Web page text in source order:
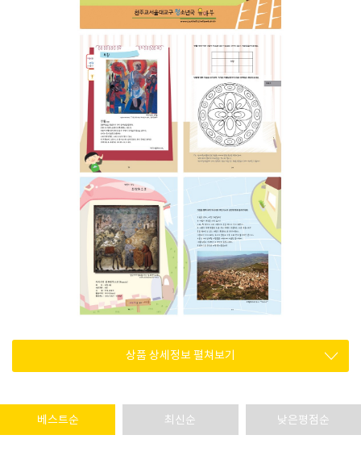
상품 상세정보 펼쳐보기
베스트순 최신순 낮은평점순